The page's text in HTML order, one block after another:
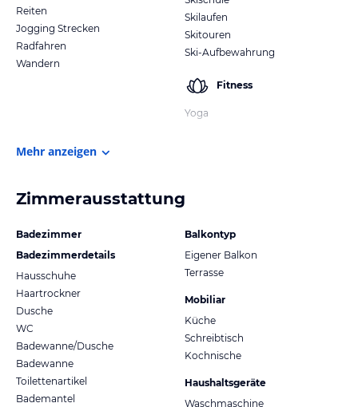
Reiten
Jogging Strecken
Radfahren
Wandern
Skilaufen
Skitouren
Ski-Aufbewahrung
Fitness
Yoga
Mehr anzeigen
Zimmerausstattung
Badezimmer
Badezimmerdetails
Hausschuhe
Haartrockner
Dusche
WC
Badewanne/Dusche
Badewanne
Toilettenartikel
Bademantel
Balkontyp
Eigener Balkon
Terrasse
Mobiliar
Küche
Schreibtisch
Kochnische
Haushaltsgeräte
Waschmaschine